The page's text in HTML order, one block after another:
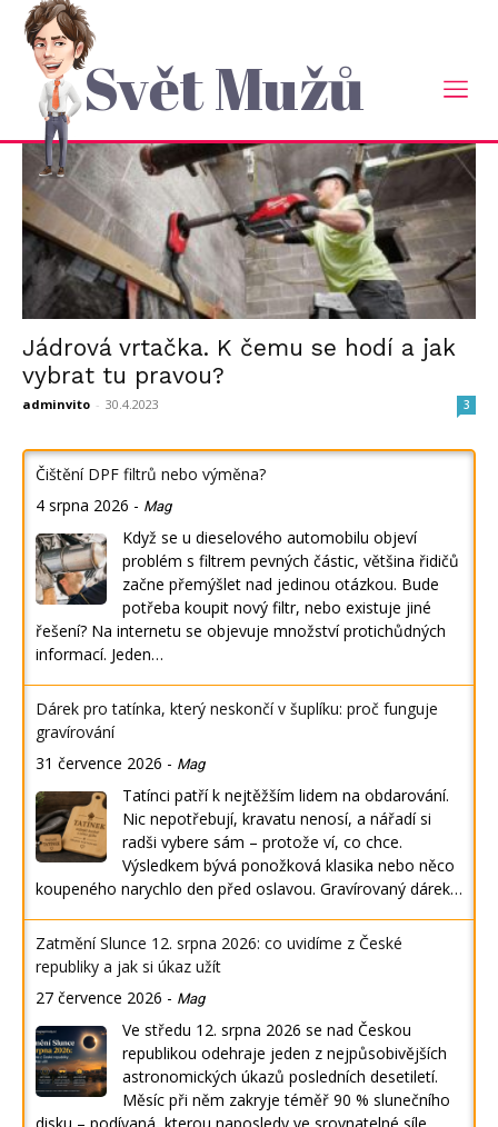
Svět Mužů
Domů 2023
Měsíční Archiv: Duben 2023
Jádrová vrtačka. K čemu se hodí a jak
vybrat tu pravou?
adminvito - 30.4.2023 3
Čištění DPF filtrů nebo výměna?
4 srpna 2026 - Mag
Když se u dieselového automobilu objeví
problém s filtrem pevných částic, většina řidičů
začne přemýšlet nad jedinou otázkou. Bude
potřeba koupit nový filtr, nebo existuje jiné
řešení? Na internetu se objevuje množství protichůdných
informací. Jeden…
Dárek pro tatínka, který neskončí v šuplíku: proč funguje
gravírování
31 července 2026 - Mag
Tatínci patří k nejtěžším lidem na obdarování.
Nic nepotřebují, kravatu nenosí, a nářadí si
radši vybere sám – protože ví, co chce.
Výsledkem bývá ponožková klasika nebo něco
koupeného narychlo den před oslavou. Gravírovaný dárek…
Zatmění Slunce 12. srpna 2026: co uvidíme z České
republiky a jak si úkaz užít
27 července 2026 - Mag
Ve středu 12. srpna 2026 se nad Českou
republikou odehraje jeden z nejpůsobivějších
astronomických úkazů posledních desetiletí.
Měsíc při něm zakryje téměř 90 % slunečního